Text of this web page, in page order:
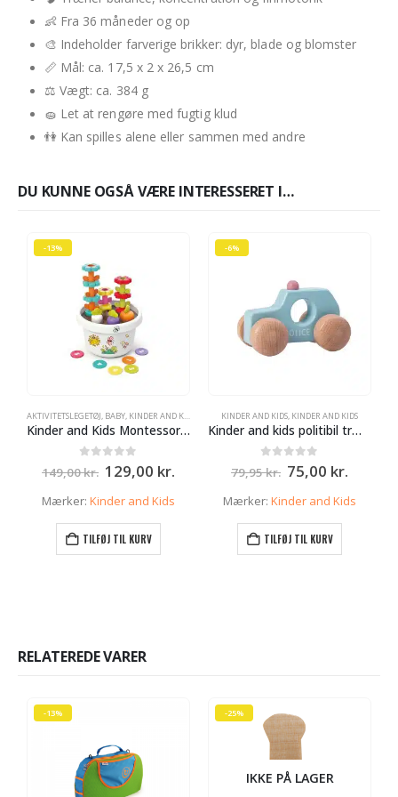
👶 Fra 36 måneder og op
🎨 Indeholder farverige brikker: dyr, blade og blomster
📏 Mål: ca. 17,5 x 2 x 26,5 cm
⚖️ Vægt: ca. 384 g
🧽 Let at rengøre med fugtig klud
👫 Kan spilles alene eller sammen med andre
DU KUNNE OGSÅ VÆRE INTERESSERET I…
-13%
AKTIVITETSLEGETØJ, BABY, KINDER AND KIDS KINDER AND KIDS
Kinder and Kids Montessori-pottesæt – finmotorik & leg
ud af 5
149,00kr. Den
oprindelige
pris
149,00 kr..
129,00 kr.Den
pris
129,00 kr..
Mærker: Kinder and Kids
TILFØJ TIL KURV
-6%
KINDER AND KIDS, KINDER AND KIDS
Kinder and kids politibil træ blå
ud af 5
79,95kr. Den
oprindelige
pris
79,95 kr..
75,00 kr.Den
pris
Mærker: Kinder and Kids
TILFØJ TIL KURV
RELATEREDE VARER
-13% -25%
IKKE PÅ LAGER